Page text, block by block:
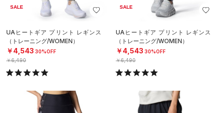
SALE
UAヒートギア プリント レギンス
（トレーニング/WOMEN）
￥4,543 30%OFF
￥6,490
SALE
UAヒートギア プリント レギンス
（トレーニング/WOMEN）
￥4,543 30%OFF
￥6,490